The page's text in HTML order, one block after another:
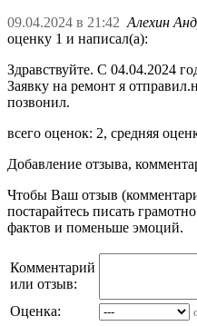
09.04.2024 в 21:42 Алехин
оценку 1 и написал(а):
Здравствуйте. С 04.04.2024
Заявку на ремонт я
позвонил.
всего оценок: 2, средняя
Добавление отзыва,
Чтобы Ваш отзыв
постарайтесь писать
фактов и поменьше эмоций.
Комментарий
или отзыв:
Оценка: